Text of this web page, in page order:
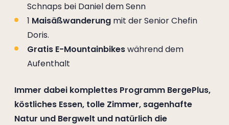
Schnaps bei Daniel dem Senn
1 Maisäßwanderung mit der Senior Chefin
Doris.
Gratis E-Mountainbikeswährend dem
Aufenthalt
Immer dabei komplettes Programm BergePlus,
köstliches Essen, tolle Zimmer, sagenhafte
Natur und Bergwelt und natürlich die